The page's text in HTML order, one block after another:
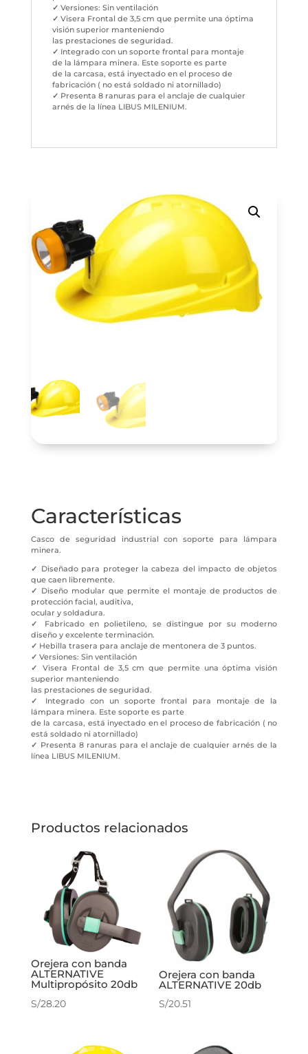
✓ Versiones: Sin ventilación
✓ Visera Frontal de 3,5 cm que permite una óptima
visión superior manteniendo
las prestaciones de seguridad.
✓ Integrado con un soporte frontal para montaje
de la lámpara minera. Este soporte es parte
de la carcasa, está inyectado en el proceso de
fabricación ( no está soldado ni atornillado)
✓ Presenta 8 ranuras para el anclaje de cualquier
arnés de la línea LIBUS MILENIUM.
Características
Casco de seguridad industrial con soporte para lámpara
minera.
✓ Diseñado para proteger la cabeza del impacto de objetos
que caen libremente.
✓ Diseño modular que permite el montaje de productos de
protección facial, auditiva,
ocular y soldadura.
✓ Fabricado en polietileno, se distingue por su moderno
diseño y excelente terminación.
✓ Hebilla trasera para anclaje de mentonera de 3 puntos.
✓ Versiones: Sin ventilación
✓Visera Frontal de 3,5 cm que permite una óptima visión
superior manteniendo
las prestaciones de seguridad.
✓ Integrado con un soporte frontal para montaje de la
lámpara minera. Este soporte es parte
de la carcasa, está inyectado en el proceso de fabricación ( no
está soldado ni atornillado)
✓ Presenta 8 ranuras para el anclaje de cualquier arnés de la
línea LIBUS MILENIUM.
Productos relacionados
Orejera con banda
ALTERNATIVE
Multipropósito 20db
S/28.20
Orejera con banda
ALTERNATIVE 20db
S/20.51